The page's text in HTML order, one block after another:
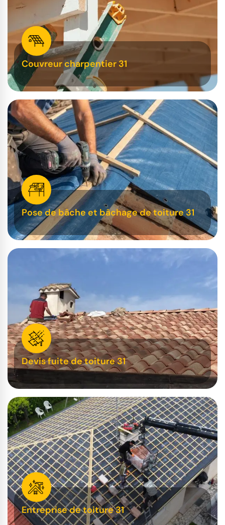
Couvreur charpentier 31
Pose de bâche et bâchage de toiture 31
Devis fuite de toiture 31
Entreprise de toiture 31